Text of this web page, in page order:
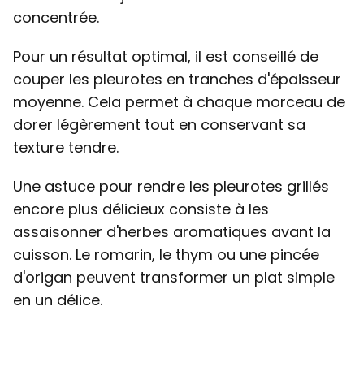
concentrée.
Pour un résultat optimal, il est conseillé de
couper les pleurotes en tranches d'épaisseur
moyenne. Cela permet à chaque morceau de
dorer légèrement tout en conservant sa
texture tendre.
Une astuce pour rendre les pleurotes grillés
encore plus délicieux consiste à les
assaisonner d'herbes aromatiques avant la
cuisson. Le romarin, le thym ou une pincée
d'origan peuvent transformer un plat simple
en un délice.